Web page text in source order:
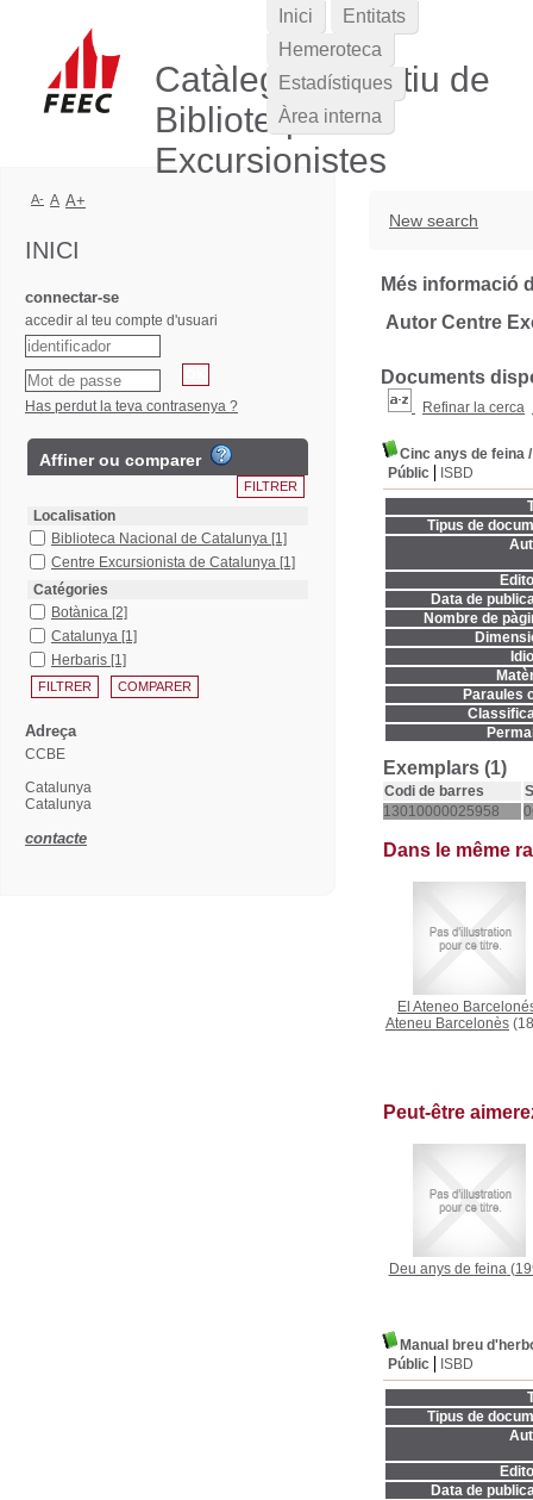
Catàleg Col·lectiu de
Biblioteques
Excursionistes
New search
Més informació
Autor Centre
Documents
Refinar la cerca
Cinc anys de feina
Públic
ISBD
Tipus de
Data de
Nombre de
Paraules
Exemplars (1)
Codi de barres
13010000025958
Dans le même
El Ateneo
Ateneu Barcelonès
Peut-être
Deu anys de feina
Manual breu
Públic
ISBD
Tipus de
Data de
Inici
Entitats
Hemeroteca
Estadístiques
Àrea interna
A- A A+
INICI
connectar-se
accedir al teu compte d'usuari
Has perdut la teva contrasenya ?
Affiner ou comparer
Localisation
Biblioteca Nacional de Catalunya [1]
Centre Excursionista de Catalunya [1]
Catégories
Botànica [2]
Catalunya [1]
Herbaris [1]
Adreça
CCBE
Catalunya
Catalunya
contacte